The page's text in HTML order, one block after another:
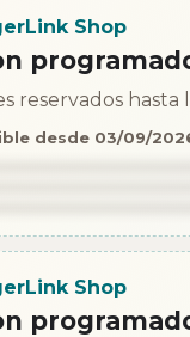
Shop
reservados hasta
desde 03/09/
Shop